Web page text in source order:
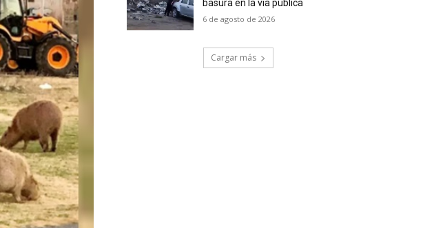
basura en la vía pública
6 de agosto de 2026
Cargar más